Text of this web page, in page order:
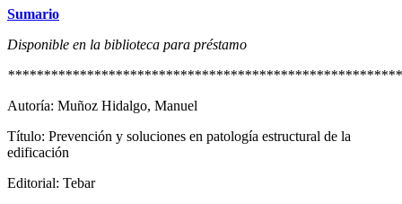
Sumario
Disponible en la biblioteca para préstamo
Autoría: Muñoz Hidalgo, Manuel
Título: Prevención y soluciones en patología estructural de la
edificación
Editorial: Tebar